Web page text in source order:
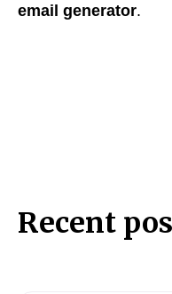
email generator.
Recent